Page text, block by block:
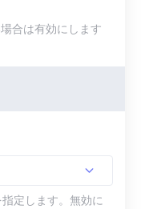
合は有効にします
指定します。無効に